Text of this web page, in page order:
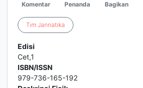
Komentar Penanda Bagikan
Tim Jannatika
Edisi
Cet,1
ISBN/ISSN
979-736-165-192